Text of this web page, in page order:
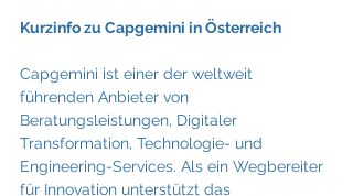
Kurzinfo zu Capgemini in Österreich
Capgemini ist einer der weltweit
führenden Anbieter von
Beratungsleistungen, Digitaler
Transformation, Technologie- und
Engineering-Services. Als ein Wegbereiter
für Innovation unterstützt das